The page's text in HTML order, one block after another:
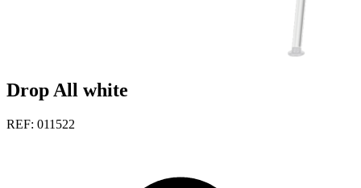
Drop All white
REF: 011522